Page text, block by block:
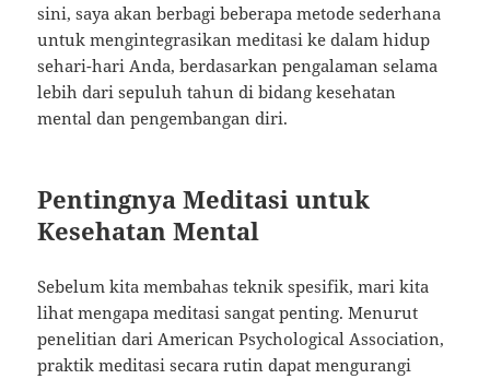
sini, saya akan berbagi beberapa metode sederhana
untuk mengintegrasikan meditasi ke dalam hidup
sehari-hari Anda, berdasarkan pengalaman selama
lebih dari sepuluh tahun di bidang kesehatan
mental dan pengembangan diri.
Pentingnya Meditasi untuk
Kesehatan Mental
Sebelum kita membahas teknik spesifik, mari kita
lihat mengapa meditasi sangat penting. Menurut
penelitian dari American Psychological Association,
praktik meditasi secara rutin dapat mengurangi